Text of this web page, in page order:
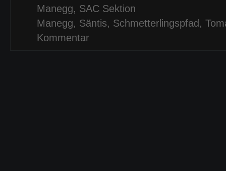
Manegg, SAC Sektion
Manegg, Säntis, Schmetterlingspfad ,
Kommentar